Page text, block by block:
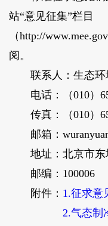
站“意见征集”栏目
（http://
阅。
联系人：生态环
电话：（010）
传真：（010）
邮箱：
地址：北京市东
邮编：100006
附件： 1.征求意
2.气态制